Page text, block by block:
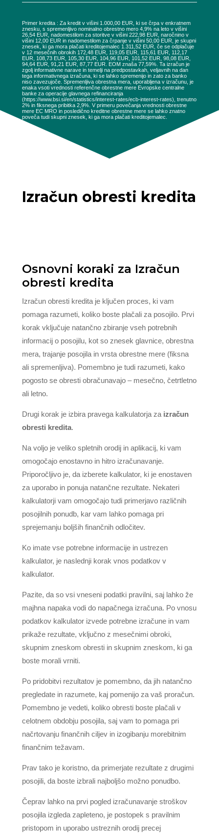
Primer kredita : Za kredit v višini 1.000,00 EUR, ki se črpa v enkratnem
znesku, s spremenljivo nominalno obrestno mero 4,9% na leto v višini
26,54 EUR, nadomestilom za storitve v višini 222,98 EUR, naročnino v
višini 12,00 EUR in nadomestilom za črpanje v višini 50,00 EUR, je skupni
znesek, ki ga mora plačati kreditojemalec 1.311,52 EUR, če se odplačuje
v 12 mesečnih obrokih 172,48 EUR, 119,05 EUR, 115,61 EUR, 112,17
EUR, 108,73 EUR, 105,30 EUR, 104,96 EUR, 101,52 EUR, 98,08 EUR,
94,64 EUR, 91,21 EUR, 87,77 EUR. EOM znaša 77,59%. Ta izračun je
zgolj informativne narave in temelji na predpostavkah, veljavnih na dan
tega informativnega izračuna, ki se lahko spremenijo in zato za banko
niso zavezujoče. Spremenljiva obrestna mera, uporabljena v izračunu, je
enaka vsoti vrednosti referenčne obrestne mere Evropske centralne
banke za operacije glavnega refinanciranja
(https://www.bsi.si/en/statistics/interest-rates/ecb-interest-rates), trenutno
2% in fiksnega pribitka 2,9%. V primeru povečanja vrednosti obrestne
mere EC MRO in posledično kreditne obrestne mere se lahko znatno
poveča tudi skupni znesek, ki ga mora plačati kreditojemalec.
Izračun obresti kredita
Osnovni koraki za Izračun
obresti kredita
Izračun obresti kredita je ključen proces, ki vam
pomaga razumeti, koliko boste plačali za posojilo. Prvi
korak vključuje natančno zbiranje vseh potrebnih
informacij o posojilu, kot so znesek glavnice, obrestna
mera, trajanje posojila in vrsta obrestne mere (fiksna
ali spremenljiva). Pomembno je tudi razumeti, kako
pogosto se obresti obračunavajo – mesečno, četrtletno
ali letno.
Drugi korak je izbira pravega kalkulatorja za izračun
obresti kredita.
Na voljo je veliko spletnih orodij in aplikacij, ki vam
omogočajo enostavno in hitro izračunavanje.
Priporočljivo je, da izberete kalkulator, ki je enostaven
za uporabo in ponuja natančne rezultate. Nekateri
kalkulatorji vam omogočajo tudi primerjavo različnih
posojilnih ponudb, kar vam lahko pomaga pri
sprejemanju boljših finančnih odločitev.
Ko imate vse potrebne informacije in ustrezen
kalkulator, je naslednji korak vnos podatkov v
kalkulator.
Pazite, da so vsi vneseni podatki pravilni, saj lahko že
majhna napaka vodi do napačnega izračuna. Po vnosu
podatkov kalkulator izvede potrebne izračune in vam
prikaže rezultate, vključno z mesečnimi obroki,
skupnim zneskom obresti in skupnim zneskom, ki ga
boste morali vrniti.
Po pridobitvi rezultatov je pomembno, da jih natančno
pregledate in razumete, kaj pomenijo za vaš proračun.
Pomembno je vedeti, koliko obresti boste plačali v
celotnem obdobju posojila, saj vam to pomaga pri
načrtovanju finančnih ciljev in izogibanju morebitnim
finančnim težavam.
Prav tako je koristno, da primerjate rezultate z drugimi
posojili, da boste izbrali najboljšo možno ponudbo.
Čeprav lahko na prvi pogled izračunavanje stroškov
posojila izgleda zapleteno, je postopek s pravilnim
pristopom in uporabo ustreznih orodij precej